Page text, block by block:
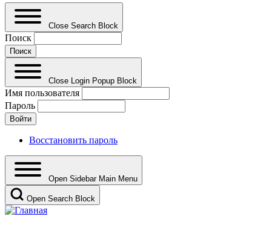
Close Search Block
Поиск
Close Login Popup Block
Имя пользователя
Пароль
Восстановить пароль
Open Sidebar Main Menu
Open Search Block